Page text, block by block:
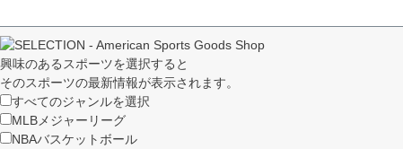
興味のあるスポーツを選択すると
そのスポーツの最新情報が表示されます。
すべてのジャンルを選択
MLB メジャーリーグ
NBAバスケットボール